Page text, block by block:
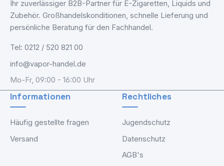
Ihr zuverlässiger B2B-Partner für E-Zigaretten, Liquids und
Zubehör. Großhandelskonditionen, schnelle Lieferung und
persönliche Beratung für den Fachhandel.
Tel: 0212 / 520 821 00
info@vapor-handel.de
Mo-Fr, 09:00 - 16:00 Uhr
Informationen
Häufig gestellte fragen
Versand
Rechtliches
Jugendschutz
Datenschutz
AGB's